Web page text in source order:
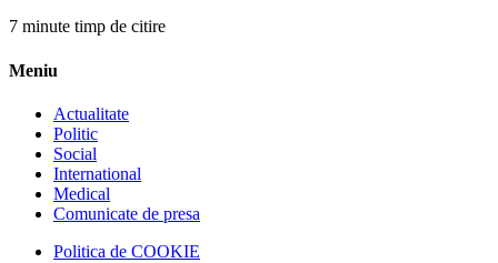
7 minute timp de citire
Meniu
Actualitate
Politic
Social
International
Medical
Comunicate de presa
Politica de COOKIE